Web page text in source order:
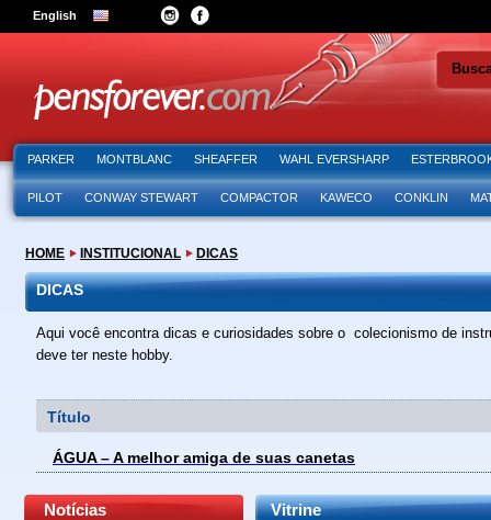
English
PARKER MONTBLANC SHEAFFER WAHL EVERSHARP
PILOT CONWAY STEWART COMPACTOR KAWECO CONKLIN
HOME INSTITUCIONAL DICAS
DICAS
Aqui você encontra dicas e curiosidades sobre o colecionismo de
deve ter neste hobby.
Título
ÁGUA – A melhor amiga de suas canetas
Notícias Vitrine